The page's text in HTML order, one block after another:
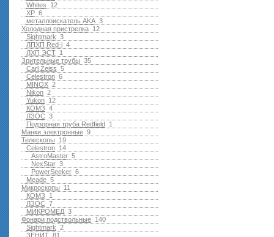
12
Whites
6
XP
3
металлоискатель AKA
12
Холодная пристрелка
3
Sightmark
4
ЛПХП Red-i
1
ЛХП ЭСТ
35
Зрительные трубы
5
Carl Zeiss
6
Celestron
2
MINOX
2
Nikon
12
Yukon
4
КОМЗ
3
ЛЗОС
1
Подзорная труба Redfield
9
Манки электронные
19
Телескопы
14
Celestron
5
AstroMaster
3
NexStar
6
PowerSeeker
5
Meade
11
Микроскопы
1
КОМЗ
7
ЛЗОС
3
МИКРОМЕД
140
Фонари подствольные
2
Sightmark
81
ЗЕНИТ